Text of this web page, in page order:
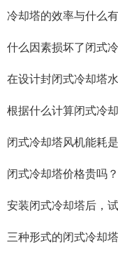
冷却塔的效率与什么
什么因素损坏了闭式
在设计封闭式冷却塔
根据什么计算闭式冷
闭式冷却塔风机能耗
闭式冷却塔价格贵吗？
安装闭式冷却塔后，
三种形式的闭式冷却